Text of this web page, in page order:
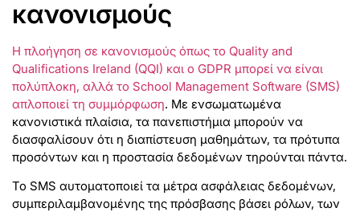
κανονισμούς
Η πλοήγηση σε κανονισμούς όπως το Quality and
Qualifications Ireland (QQI) και ο GDPR μπορεί να είναι
πολύπλοκη, αλλά το School Management Software (SMS)
απλοποιεί τη συμμόρφωση. Με ενσωματωμένα
κανονιστικά πλαίσια, τα πανεπιστήμια μπορούν να
διασφαλίσουν ότι η διαπίστευση μαθημάτων, τα πρότυπα
προσόντων και η προστασία δεδομένων τηρούνται πάντα.
Το SMS αυτοματοποιεί τα μέτρα ασφάλειας δεδομένων,
συμπεριλαμβανομένης της πρόσβασης βάσει ρόλων, των